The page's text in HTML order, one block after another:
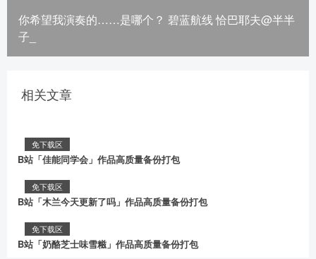
你希望我演奏的……是哪个？ 碧蓝航线 恰巴耶夫@半半
子_
相关文章
免下载区
B站「佳能同学会」作品高质量备份打包
免下载区
B站「木兰今天更新了吗」作品高质量备份打包
免下载区
B站「奶酪芝士味雪糍」作品高质量备份打包